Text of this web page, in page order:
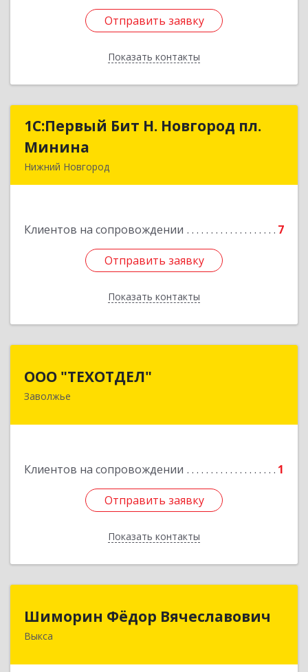
Отправить заявку
Показать контакты
Отправить заявку
Назад
1С:Первый Бит Н. Новгород пл.
Минина
Нижний Новгород
Клиентов на сопровождении 7
Отправить заявку
Показать контакты
1С:Первый Бит Н. Новгород пл.
Подробнее
Отправить заявку
Назад
ООО "ТЕХОТДЕЛ"
Заволжье
Клиентов на сопровождении 1
Отправить заявку
Показать контакты
Отправить заявку
Назад
Шиморин Фёдор Вячеславович
Выкса
Шиморин Фёдор Вячеславович